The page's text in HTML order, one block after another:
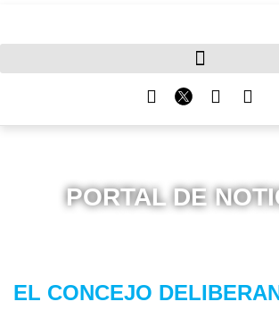
PORTAL DE
EL CONCEJO